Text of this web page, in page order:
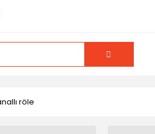
röle